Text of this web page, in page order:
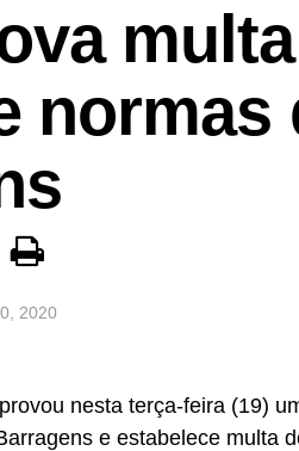
normas
2020
nesta terça-feira (19)
e estabelece multa